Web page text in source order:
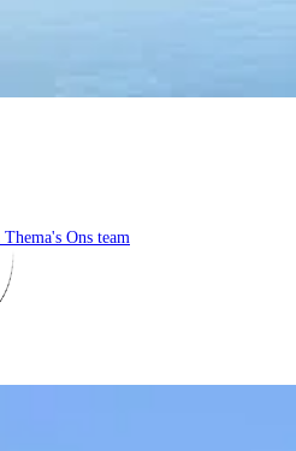
Thema's Ons team